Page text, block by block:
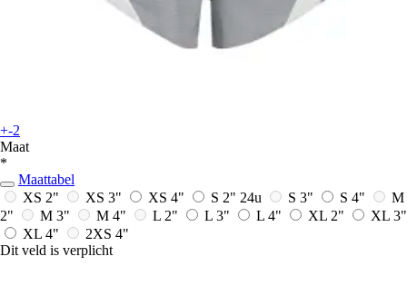
+-2
Maat
*
Maattabel
XS 2"
XS 3" XS 4" S 2" 24u S 3" S 4"
M
2"
M 3" M 4" L 2" L 3" L 4" XL 2"
XL 3"
XL 4"
2XS 4"
Dit veld is verplicht